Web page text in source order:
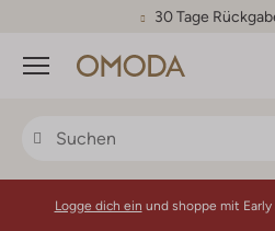
30 Tage
Menü
Logge dich ein und shoppe mit Early